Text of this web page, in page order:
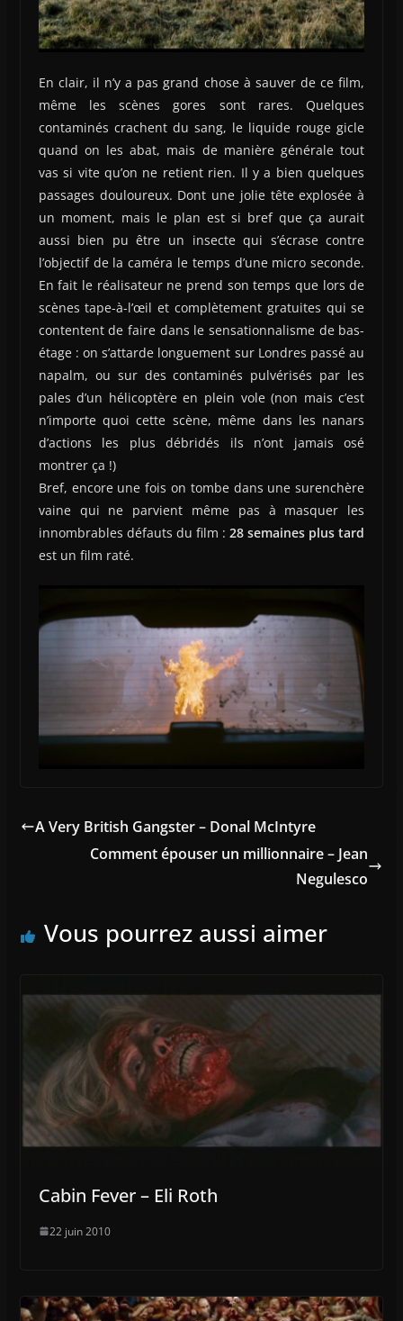
En clair, il n’y a pas grand chose à sauver de ce film,
même les scènes gores sont rares. Quelques
contaminés crachent du sang, le liquide rouge gicle
quand on les abat, mais de manière générale tout
vas si vite qu’on ne retient rien. Il y a bien quelques
passages douloureux. Dont une jolie tête explosée à
un moment, mais le plan est si bref que ça aurait
aussi bien pu être un insecte qui s’écrase contre
l’objectif de la caméra le temps d’une micro seconde.
En fait le réalisateur ne prend son temps que lors de
scènes tape-à-l’œil et complètement gratuites qui se
contentent de faire dans le sensationnalisme de bas-
étage : on s’attarde longuement sur Londres passé au
napalm, ou sur des contaminés pulvérisés par les
pales d’un hélicoptère en plein vole (non mais c’est
n’importe quoi cette scène, même dans les nanars
d’actions les plus débridés ils n’ont jamais osé
montrer ça !)
Bref, encore une fois on tombe dans une surenchère
vaine qui ne parvient même pas à masquer les
innombrables défauts du film :28 semaines plus tard
est un film raté.
A Very British Gangster – Donal McIntyre
Comment épouser un millionnaire – Jean
Negulesco
Vous pourrez aussi aimer
Cabin Fever – Eli Roth
22 juin 2010